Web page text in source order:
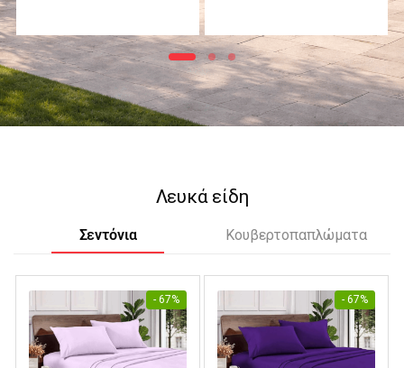
Λευκά είδη
Σεντόνια Κουβερτοπαπλώματα
- 67% - 67%